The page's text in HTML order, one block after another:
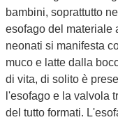
bambini, soprattutto
esofago del materiale
neonati si manifesta
muco e latte dalla
di vita, di solito è
l'esofago e la valvola
del tutto formati.